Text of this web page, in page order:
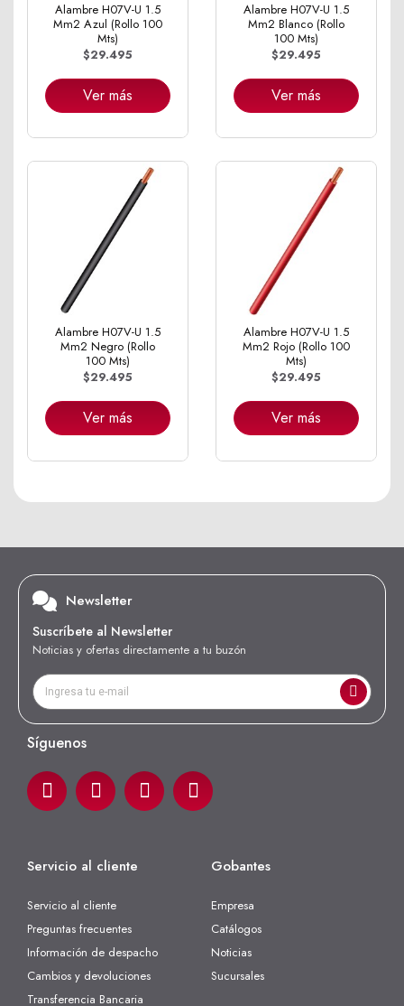
Alambre H07V-U 1.5
Mm2 Azul (Rollo 100
Mts)
$29.495
Ver más
Alambre H07V-U 1.5
Mm2 Blanco (Rollo
100 Mts)
$29.495
Ver más
Alambre H07V-U 1.5
Mm2 Negro (Rollo
100 Mts)
$29.495
Ver más
Alambre H07V-U 1.5
Mm2 Rojo (Rollo 100
Mts)
$29.495
Ver más
Newsletter
Suscríbete al Newsletter
Noticias y ofertas directamente a tu buzón
Síguenos
Servicio al cliente
Servicio al cliente
Preguntas frecuentes
Información de despacho
Cambios y devoluciones
Transferencia Bancaria
Gobantes
Empresa
Catálogos
Noticias
Sucursales